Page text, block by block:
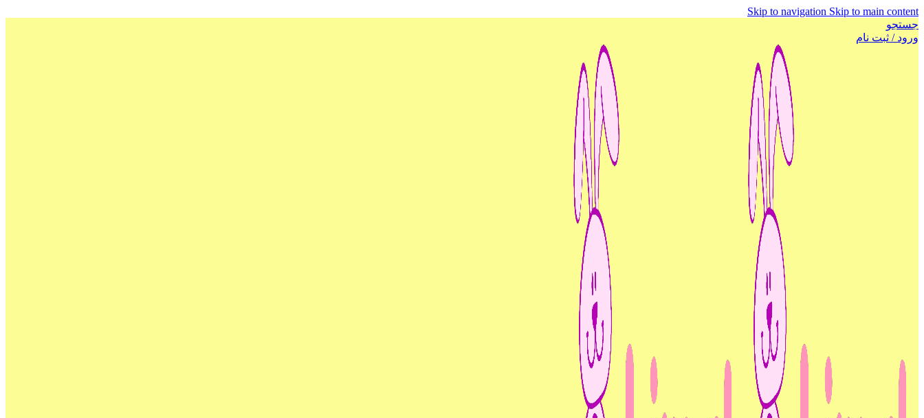
Skip to navigation Skip to main content
جستجو
ورود / ثبت نام